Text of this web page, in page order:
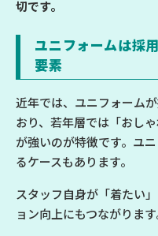
切です。
ユニフォームは採
要素
近年では、ユニフォーム
おり、若年層では「おし
が強いのが特徴です。ユ
るケースもあります。
スタッフ自身が「着たい
ョン向上にもつながります